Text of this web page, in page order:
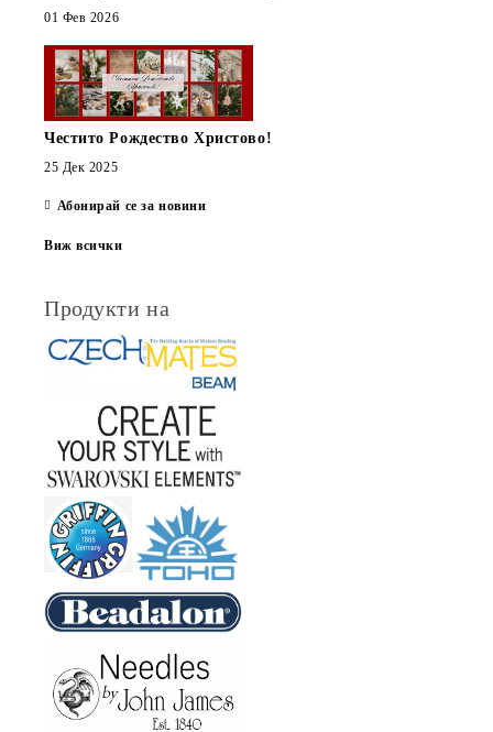
01 Фев 2026
Честито Рождество Христово!
25 Дек 2025
Абонирай се за новини
Виж всички
Продукти на